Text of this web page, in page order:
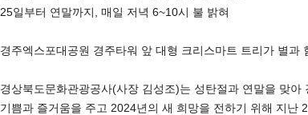
25일부터 연말까지, 매일 저녁 6~10시 불 밝혀
경주엑스포대공원 경주타워 앞 대형 크리스마트 트리가 별과
경상북도문화관광공사(사장 김성조)는 성탄절과 연말을 맞아
기쁨과 즐거움을 주고 2024년의 새 희망을 전하기 위해 지난